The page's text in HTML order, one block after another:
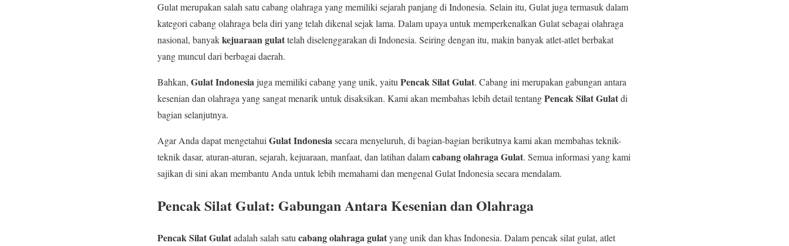
Gulat merupakan salah satu cabang olahraga yang memiliki sejarah panjang di Indonesia. Selain itu, Gulat juga termasuk dalam
kategori cabang olahraga bela diri yang telah dikenal sejak lama. Dalam upaya untuk memperkenalkan Gulat sebagai olahraga
nasional, banyakkejuaraan gulattelah diselenggarakan di Indonesia. Seiring dengan itu, makin banyak atlet-atlet berbakat
yang muncul dari berbagai daerah.
Bahkan, Gulat Indonesiajuga memiliki cabang yang unik, yaitu Pencak Silat Gulat. Cabang ini merupakan gabungan antara
kesenian dan olahraga yang sangat menarik untuk disaksikan. Kami akan membahas lebih detail tentangPencak Silat Gulatdi
bagian selanjutnya.
Agar Anda dapat mengetahui Gulat Indonesiasecara menyeluruh, di bagian-bagian berikutnya kami akan membahas teknik-
teknik dasar, aturan-aturan, sejarah, kejuaraan, manfaat, dan latihan dalamcabang olahraga Gulat. Semua informasi yang kami
sajikan di sini akan membantu Anda untuk lebih memahami dan mengenal Gulat Indonesia secara mendalam.
Pencak Silat Gulat: Gabungan Antara Kesenian dan Olahraga
Pencak Silat Gulatadalah salah satu cabang olahraga gulatyang unik dan khas Indonesia. Dalam pencak silat gulat, atlet